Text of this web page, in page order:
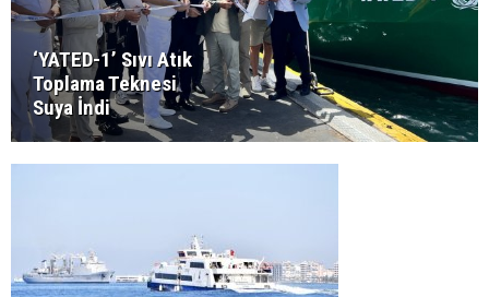
‘YATED-1’ Sıvı Atık
Toplama Teknesi
Suya İndi